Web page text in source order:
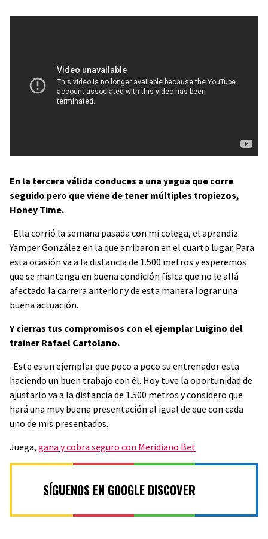
En la tercera válida conduces a una yegua que corre
seguido pero que viene de tener múltiples tropiezos,
Honey Time.
-Ella corrió la semana pasada con mi colega, el aprendiz
Yamper González en la que arribaron en el cuarto lugar. Para
esta ocasión va a la distancia de 1.500 metros y esperemos
que se mantenga en buena condición física que no le allá
afectado la carrera anterior y de esta manera lograr una
buena actuación.
Y cierras tus compromisos con el ejemplar Luigino del
trainer Rafael Cartolano.
-Este es un ejemplar que poco a poco su entrenador esta
haciendo un buen trabajo con él. Hoy tuve la oportunidad de
ajustarlo va a la distancia de 1.500 metros y considero que
hará una muy buena presentación al igual de que con cada
uno de mis presentados.
Juega, gana y cobra seguro con Meridiano Bet
SÍGUENOS EN GOOGLE DISCOVER